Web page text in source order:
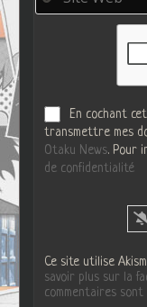
En cochant
transmettre mes
Otaku News. Pour
de confidentialité
Ce site utilise
savoir plus sur la
commentaires